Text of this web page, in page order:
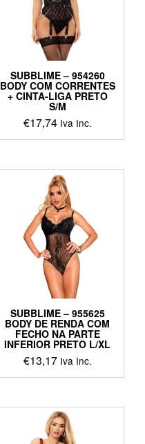
SUBBLIME – 954260
BODY COM CORRENTES
+ CINTA-LIGA PRETO
S/M
€17,74 Iva Inc.
SUBBLIME – 955625
BODY DE RENDA COM
FECHO NA PARTE
INFERIOR PRETO L/XL
€13,17 Iva Inc.